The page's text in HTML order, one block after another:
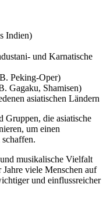
Indien)
und Karnatische
Peking-Oper)
Gagaku, Shamisen)
asiatischen Ländern
Gruppen, die asiatische
um einen
musikalische Vielfalt
viele Menschen auf
und einflussreicher